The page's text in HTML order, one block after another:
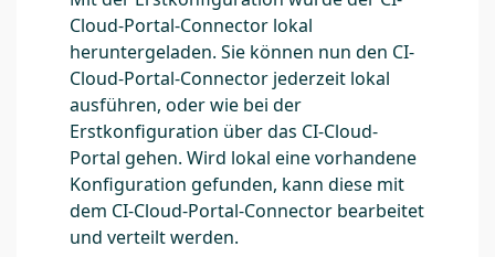
Cloud-Portal-Connector lokal
heruntergeladen. Sie können nun den CI-
Cloud-Portal-Connector jederzeit lokal
ausführen, oder wie bei der
Erstkonfiguration über das CI-Cloud-
Portal gehen. Wird lokal eine vorhandene
Konfiguration gefunden, kann diese mit
dem CI-Cloud-Portal-Connector bearbeitet
und verteilt werden.